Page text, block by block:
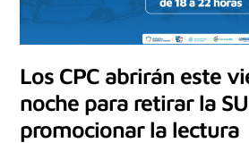
Los CPC abrirán este
noche para retirar la
promocionar la lectura